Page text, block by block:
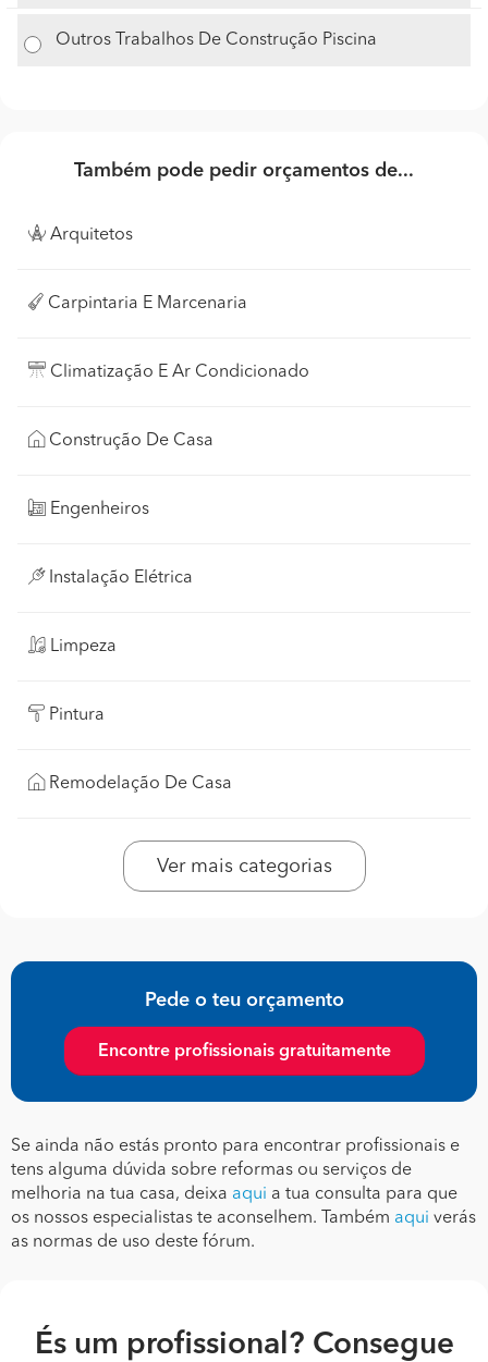
Outros Trabalhos De Construção Piscina
Também pode pedir orçamentos de...
Arquitetos
Carpintaria E Marcenaria
Climatização E Ar Condicionado
Construção De Casa
Engenheiros
Instalação Elétrica
Limpeza
Pintura
Remodelação De Casa
Ver mais categorias
Pede o teu orçamento
Encontre profissionais gratuitamente
Se ainda não estás pronto para encontrar profissionais e
tens alguma dúvida sobre reformas ou serviços de
melhoria na tua casa, deixa aqui a tua consulta para que
os nossos especialistas te aconselhem. Também aqui verás
as normas de uso deste fórum.
És um profissional? Consegue